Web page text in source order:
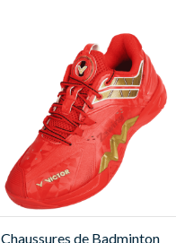
Chaussures de Badminton